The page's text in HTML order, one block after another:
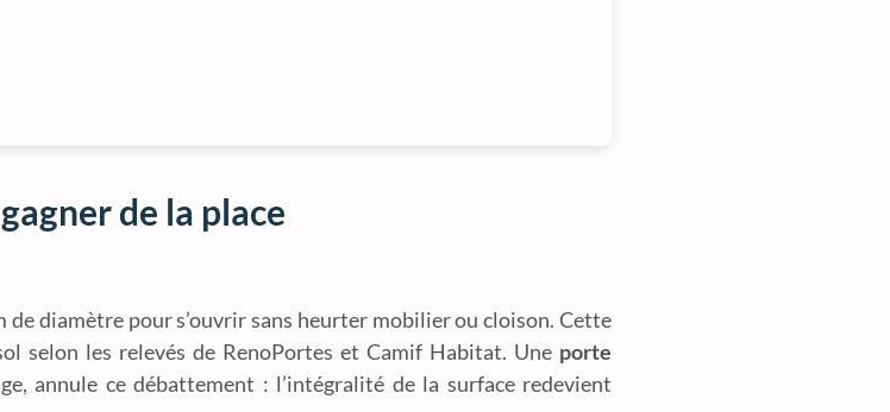
de la place
diamètre pour s’ouvrir sans heurter mobilier ou cloison. Cette
selon les relevés de RenoPortes et Camif Habitat. Une porte
annule ce débattement : l’intégralité de la surface redevient